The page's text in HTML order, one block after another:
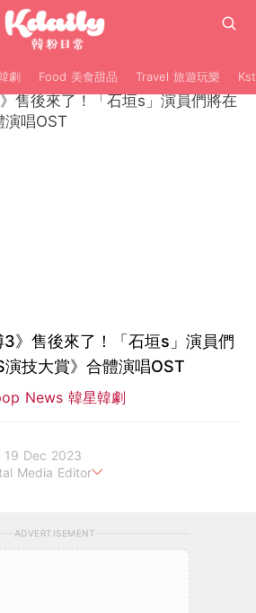
劇 Food 美食甜品 Travel 旅遊玩樂
3》售後來了！「石垣s」演員們
演技大賞》合體演唱OST
News 韓星韓劇
19 Dec 2023
Media Editor
ADVERTISEMENT